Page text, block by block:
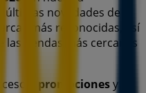
novedades de
más reconocidas, así
las tiendas más cercanas
a promocionesy